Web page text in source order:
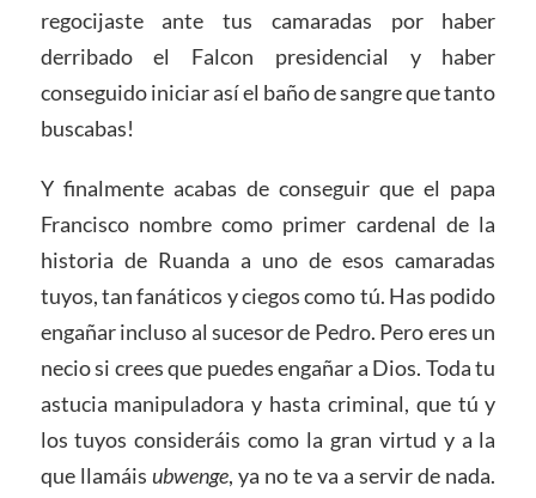
regocijaste ante tus camaradas por haber
derribado el Falcon presidencial y haber
conseguido iniciar así el baño de sangre que tanto
buscabas!
Y finalmente acabas de conseguir que el papa
Francisco nombre como primer cardenal de la
historia de Ruanda a uno de esos camaradas
tuyos, tan fanáticos y ciegos como tú. Has podido
engañar incluso al sucesor de Pedro. Pero eres un
necio si crees que puedes engañar a Dios. Toda tu
astucia manipuladora y hasta criminal, que tú y
los tuyos consideráis como la gran virtud y a la
que llamáis ubwenge, ya no te va a servir de nada.